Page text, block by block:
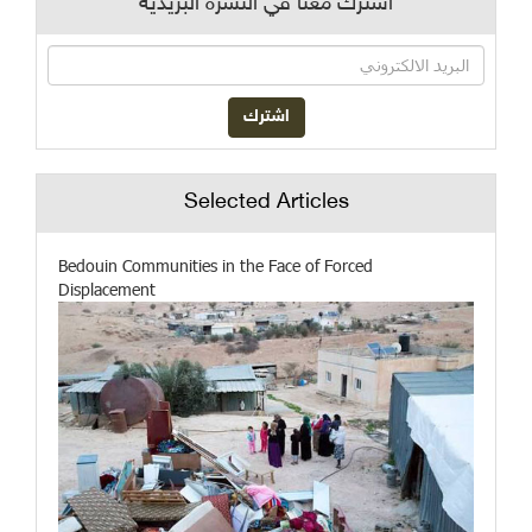
Selected Articles
Bedouin Communities in the Face of Forced
Displacement